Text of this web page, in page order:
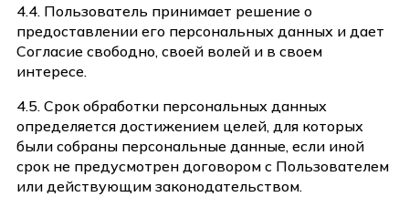
4.4. Пользователь принимает решение о
предоставлении его персональных данных и дает
Согласие свободно, своей волей и в своем
интересе.
4.5. Срок обработки персональных данных
определяется достижением целей, для которых
были собраны персональные данные, если иной
срок не предусмотрен договором с Пользователем
или действующим законодательством.